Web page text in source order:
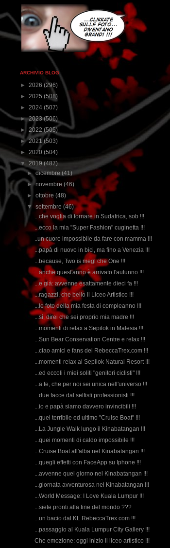
ARCHIVIO BLOG
► 2026 (296)
► 2025 (508)
► 2024 (507)
►2023(506)
► 2022(505)
►2021(503)
► 2020 (504)
▼ 2019(487)
►dicembre(41)
►novembre(46)
►ottobre(48)
▼settembre(46)
...che voglia di tornare in Sudafrica, sob !!!
...ecco la mia "Super Fashion" cuginetta !!!
..un cuore impossibile da fare con mamma !!!
...papà di nuovo in bici, ma fino a Venezia !!!
...because, Two is megl che One !!!
...anche quest'anno è arrivato l'autunno !!!
...e già: avvenne esattamente dieci fa !!!
...ragazzi, che bello il Liceo Artistico !!!
...le foto della mia festa di compleanno !!!
...sì, direi che sei proprio mia madre !!!
...momenti di relax a Sepilok in Malesia !!!
...Sun Bear Conservation Centre e relax !!!
...ciao amici e fans del RebeccaTrex.com !!!
...momenti relax al Sepilok Natural Resort !!!
...ed eccoli i miei soliti "genitori ciclisti" !!!
...a te, che per noi sei unica nell'universo !!!
...due facce dal selfisti professionisti !!!
...io e papà siamo davvero invincibili !!!
...quel terribile ed ultimo "Cruise Boat" !!!
...La Jungle Walk lungo il Kinabatangan !!!
...quei momenti di caldo impossibile !!!
...Cruise Boat all'alba nel Kinabatangan !!!
...quegli effetti con FaceApp su Iphone !!!
...avvenne quel giorno nel Kinabatangan !!!
...giornata avventurosa nel Kinabatangan !!!
...World Message: I Love Kuala Lumpur !!!
...siete pronti alla fine del mondo ???
...un bacio dal KL RebeccaTrex.com !!!
...passaggio al Kuala Lumpur City Gallery !!!
Che emozione: oggi inizio il liceo artistico !!!